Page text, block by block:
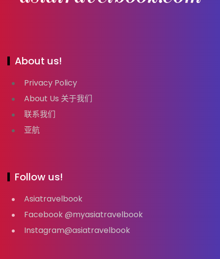
About us!
Privacy Policy
About Us 关于我们
联系我们
亚航
Follow us!
Asiatravelbook
Facebook @myasiatravelbook
Instagram@asiatravelbook